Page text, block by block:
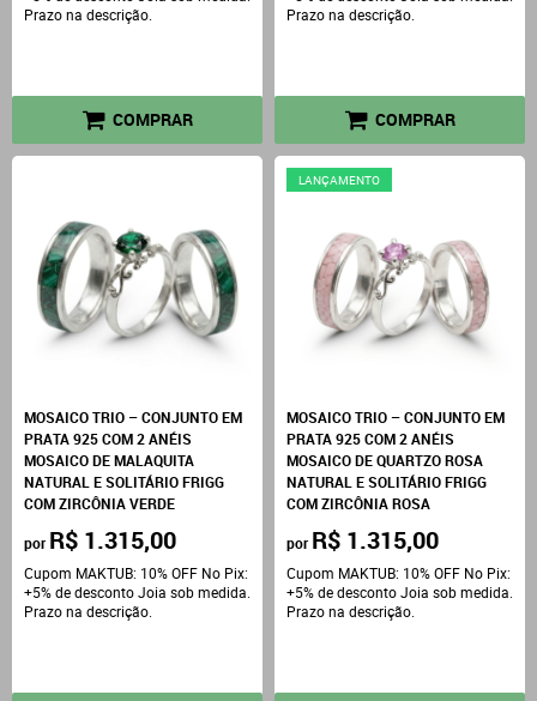
Prazo na descrição.
COMPRAR
Prazo na descrição.
COMPRAR
MOSAICO TRIO – CONJUNTO EM
PRATA 925 COM 2 ANÉIS
MOSAICO DE MALAQUITA
NATURAL E SOLITÁRIO FRIGG
COM ZIRCÔNIA VERDE
por R$ 1.315,00
Cupom MAKTUB: 10% OFF No Pix:
+5% de desconto Joia sob medida.
Prazo na descrição.
LANÇAMENTO
MOSAICO TRIO – CONJUNTO EM
PRATA 925 COM 2 ANÉIS
MOSAICO DE QUARTZO ROSA
NATURAL E SOLITÁRIO FRIGG
COM ZIRCÔNIA ROSA
por R$ 1.315,00
Cupom MAKTUB: 10% OFF No Pix:
+5% de desconto Joia sob medida.
Prazo na descrição.